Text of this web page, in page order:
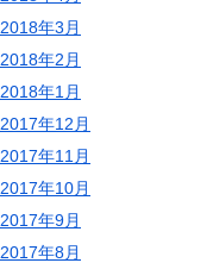
2018年3月
2018年2月
2018年1月
2017年12月
2017年11月
2017年10月
2017年9月
2017年8月